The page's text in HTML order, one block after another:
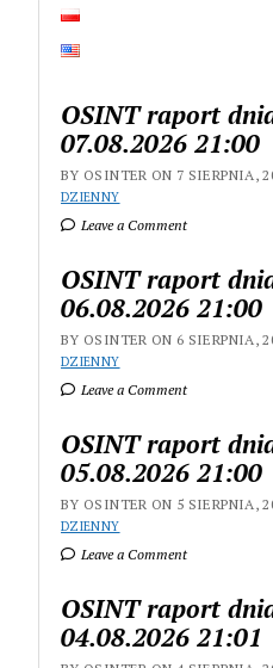
OSINT raport
07.08.2026 21:00
BY OSINTER ON 7 SIERPNIA,
DZIENNY
Leave a Comment
OSINT raport
06.08.2026 21:00
BY OSINTER ON 6 SIERPNIA,
DZIENNY
Leave a Comment
OSINT raport
05.08.2026 21:00
BY OSINTER ON 5 SIERPNIA,
DZIENNY
Leave a Comment
OSINT raport
04.08.2026 21:01